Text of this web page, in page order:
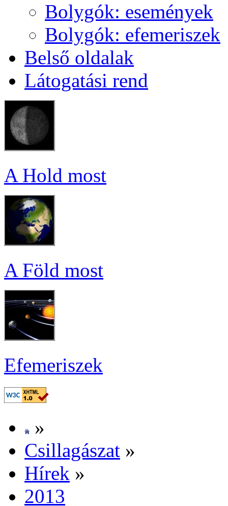
Boly­gók: ese­mé­nyek
Boly­gók: efe­me­ri­szek
Bel­ső ol­da­lak
Lá­to­ga­tá­si rend
A Hold most
A Föld most
Efe­me­ri­szek
»
Csil­la­gá­szat »
Hí­rek »
2013